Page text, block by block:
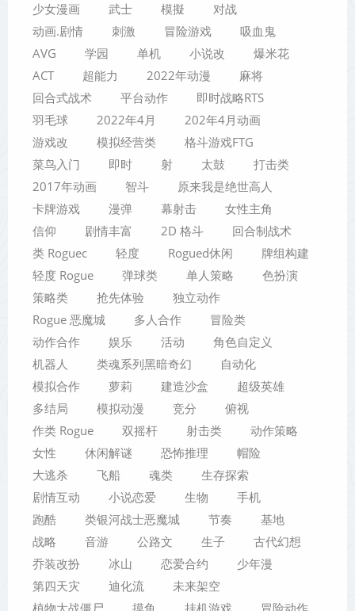
少女漫画
武士 模擬
对战
动画.剧情
刺激 冒险游戏
吸血鬼
AVG
学园 单机 小说改
爆米花
ACT
超能力 2022年动漫
麻将
回合式战术
平台动作
即时战略RTS
羽毛球
2022年4月
202年4月动画
游戏改
模拟经营类
格斗游戏FTG
菜鸟入门
即时 射 太鼓
打击类
2017年动画
智斗
原来我是绝世高人
卡牌游戏
漫弹 幕射击
女性主角
信仰
剧情丰富 2D 格斗
回合制战术
类 Roguec
轻度 Rogued休闲
牌组构建
轻度 Rogue
弹球类 单人策略
色扮演
策略类
抢先体验
独立动作
Rogue 恶魔城
多人合作
冒险类
动作合作
娱乐 活动
角色自定义
机器人
类魂系列黑暗奇幻
自动化
模拟合作
萝莉 建造沙盒
超级英雄
多结局
模拟动漫 竞分
俯视
作类 Rogue
双摇杆 射击类
动作策略
女性
休闲解谜 恐怖推理
帽险
大逃杀
飞船 魂类
生存探索
剧情互动
小说恋爱 生物
手机
跑酷
类银河战士恶魔城 节奏
基地
战略
音游 公路文 生子
古代幻想
乔装改扮
冰山 恋爱合约
少年漫
第四天灾
迪化流
未来架空
植物大战僵尸
摸鱼 挂机游戏 冒险动作